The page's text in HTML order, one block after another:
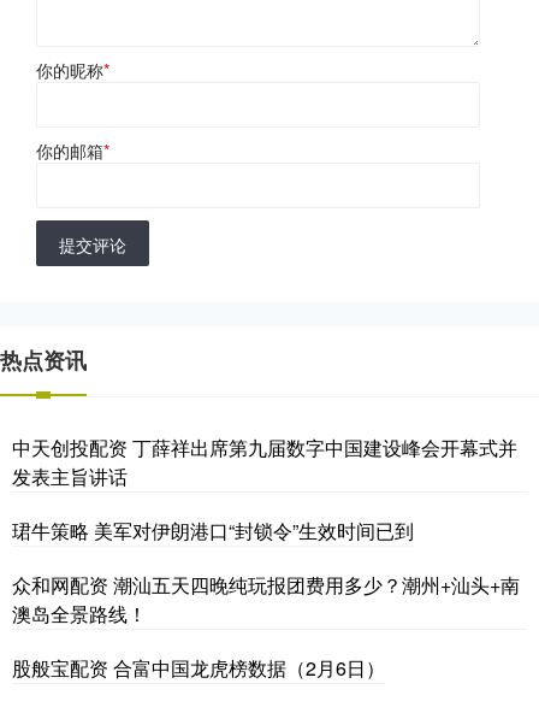
你的昵称*
你的邮箱*
提交评论
热点资讯
中天创投配资 丁薛祥出席第九届数字中国建设峰会开幕式并
发表主旨讲话
珺牛策略 美军对伊朗港口“封锁令”生效时间已到
众和网配资 潮汕五天四晚纯玩报团费用多少？潮州+汕头+南
澳岛全景路线！
股般宝配资 合富中国龙虎榜数据（2月6日）